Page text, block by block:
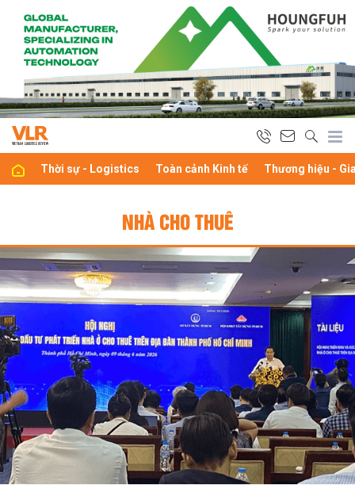
Thời sự - Logistics Toàn cảnh Kinh tế Thương hiệu -
NHÀ CHO THUÊ